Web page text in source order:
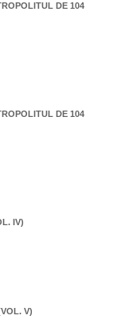
DE 104
DE 104
IV)
V)